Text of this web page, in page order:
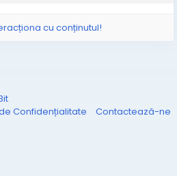
cu conținutul!
Confidențialitate Contactează-ne